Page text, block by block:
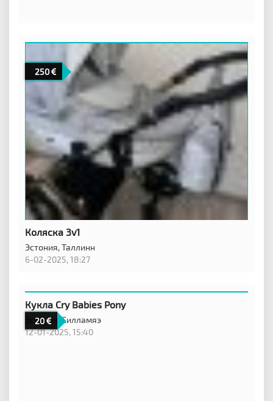
250
Коляска 3v1
Эстония,Таллинн
6-02-2025, 18:27
20
Кукла Cry Babies Pony
Эстония,Силламяэ
12-01-2025, 15:40